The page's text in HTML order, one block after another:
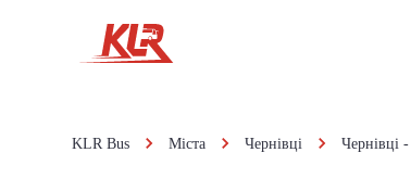
KLR Bus Міста Чернівці Чернівці